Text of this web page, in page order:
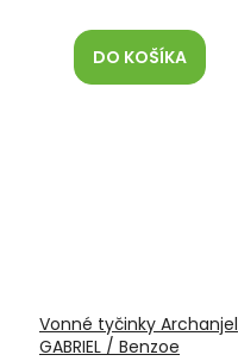
DO KOŠÍKA
Vonné tyčinky Archanjel
GABRIEL / Benzoe